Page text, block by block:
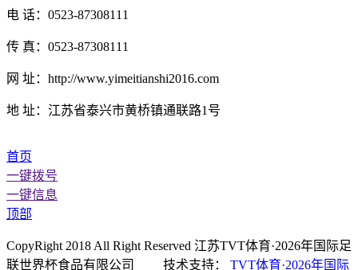
电 话：0523-87308111
传 真：0523-87308111
网 址：http://www.yimeitianshi2016.com
地 址：江苏省泰兴市黄桥镇通联路1号
首页
一键拨号
一键信息
顶部
CopyRight 2018 All Right Reserved 江苏TVT体育·2026年国际足
联世界杯食品有限公司 技术支持： TVT体育·2026年国际